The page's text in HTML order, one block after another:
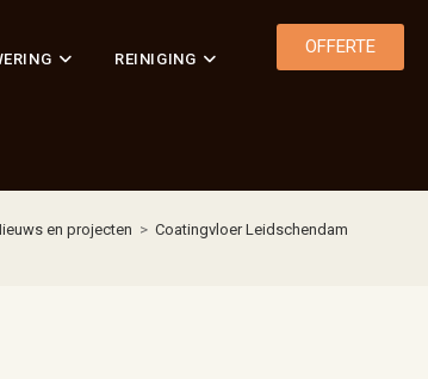
REINIGING
OFFERTE
en projecten > Coatingvloer Leidschendam